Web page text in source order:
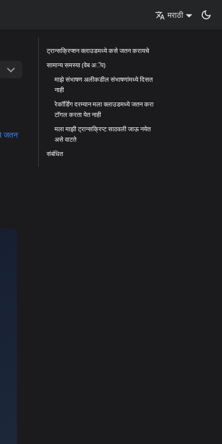
मराठी
जतन
ट्रान्सक्रिप्शन क्लाउडमध्ये कसे जतन करायचे
सामान्य समस्या (वेब अॅप)
माझे संभाषण अलीकडील संभाषणांमध्ये दिसत
नाही
रेकॉर्डिंग दरम्यान मला क्लाउडमध्ये जतन करा
टॉगल करता येत नाही
मला माझी ट्रान्सक्रिप्ट साठवली जाऊ नयेत
असे वाटते
संबंधित